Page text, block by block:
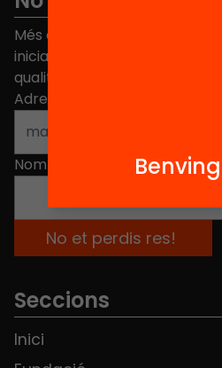
Més de 40.000 persones ja
iniciatives, propostes i
qualitat de l'educació a
Adreça electrònica
Nom
Seccions
Inici